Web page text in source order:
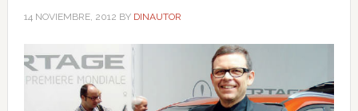
14 NOVIEMBRE, 2012 BY DINAUTOR